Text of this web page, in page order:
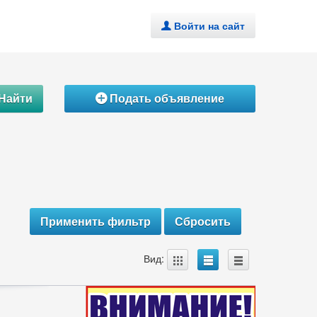
. Войти на сайт
ÁПодать объявление
Вид: A B C